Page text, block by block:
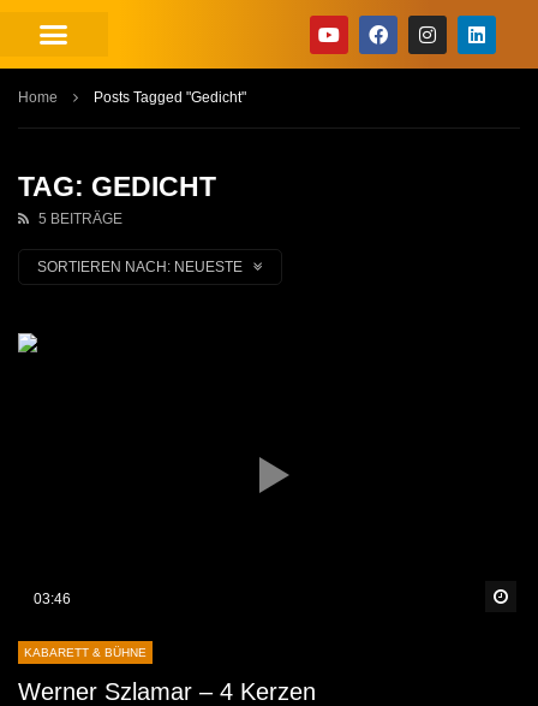
Home Posts Tagged "Gedicht"
TAG: GEDICHT
5 BEITRÄGE
SORTIEREN NACH: NEUESTE
03:46
KABARETT & BÜHNE
Werner Szlamar – 4 Kerzen